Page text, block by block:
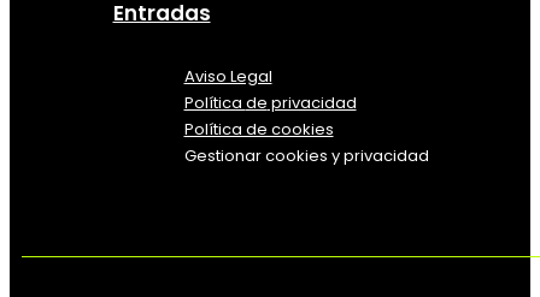
Entradas
Aviso Legal
Política de privacidad
Política de cookies
Gestionar cookies y privacidad